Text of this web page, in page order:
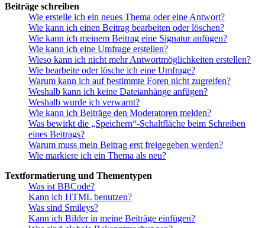
Beiträge schreiben
Wie erstelle ich ein neues Thema oder eine Antwort?
Wie kann ich einen Beitrag bearbeiten oder löschen?
Wie kann ich meinem Beitrag eine Signatur anfügen?
Wie kann ich eine Umfrage erstellen?
Wieso kann ich nicht mehr Antwortmöglichkeiten erstellen?
Wie bearbeite oder lösche ich eine Umfrage?
Warum kann ich auf bestimmte Foren nicht zugreifen?
Weshalb kann ich keine Dateianhänge anfügen?
Weshalb wurde ich verwarnt?
Wie kann ich Beiträge den Moderatoren melden?
Was bewirkt die „Speichern“-Schaltfläche beim Schreiben
eines Beitrags?
Warum muss mein Beitrag erst freigegeben werden?
Wie markiere ich ein Thema als neu?
Textformatierung und Thementypen
Was ist BBCode?
Kann ich HTML benutzen?
Was sind Smileys?
Kann ich Bilder in meine Beiträge einfügen?